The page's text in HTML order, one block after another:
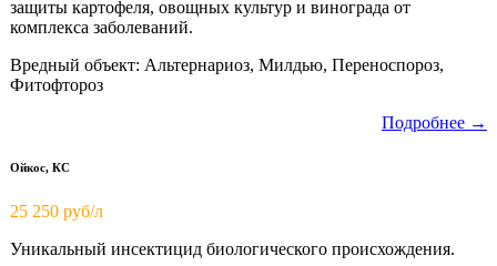
защиты картофеля, овощных культур и винограда от
комплекса заболеваний.
Вредный объект: Альтернариоз, Милдью, Переноспороз,
Фитофтороз
Подробнее →
Ойкос, КС
25 250 руб/л
Уникальный инсектицид биологического происхождения.